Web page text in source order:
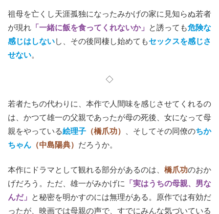
祖母を亡くし天涯孤独になったみかげの家に見知らぬ若者
が現れ 「一緒に飯を食ってくれないか」 と誘っても危険な
感じはしないし、その後同棲し始めてもセックスを感じさ
せない。
◇
若者たちの代わりに、本作で人間味を感じさせてくれるの
は、かつて雄一の父親であったが母の死後、女になって母
親をやっている絵理子 （橋爪功） 、そしてその同僚のちか
ちゃん （中島陽典） だろうか。
本作にドラマとして観れる部分があるのは、 橋爪功のおか
げだろう。ただ、雄一がみかげに
「実はうちの母親、男な
んだ」
と秘密を明かすのには無理がある。原作では有効だ
ったが、映画では母親の声で、すでにみんな気づいている